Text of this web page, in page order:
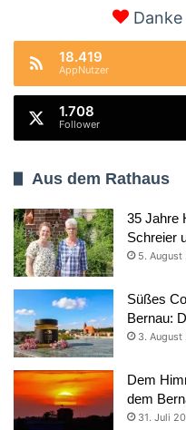
18.419
AppNutzer
1.708
Follower
Aus dem Rathaus
35 Jahre
Schreier
5. August
Süßes
Bernau:
3. August
Dem
dem
31. Juli